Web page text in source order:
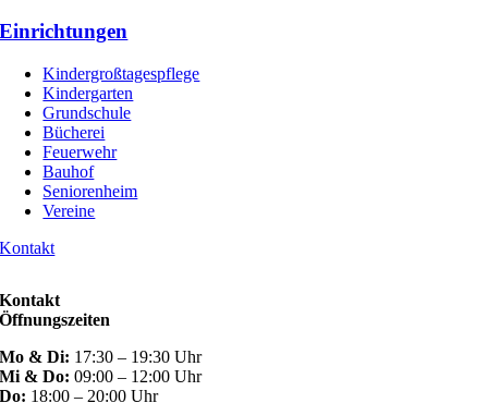
Einrichtungen
Kindergroßtagespflege
Kindergarten
Grundschule
Bücherei
Feuerwehr
Bauhof
Seniorenheim
Vereine
Kontakt
Kontakt
Öffnungszeiten
Mo & Di: 17:30 – 19:30 Uhr
Mi & Do:09:00 – 12:00 Uhr
Do: 18:00 – 20:00 Uhr